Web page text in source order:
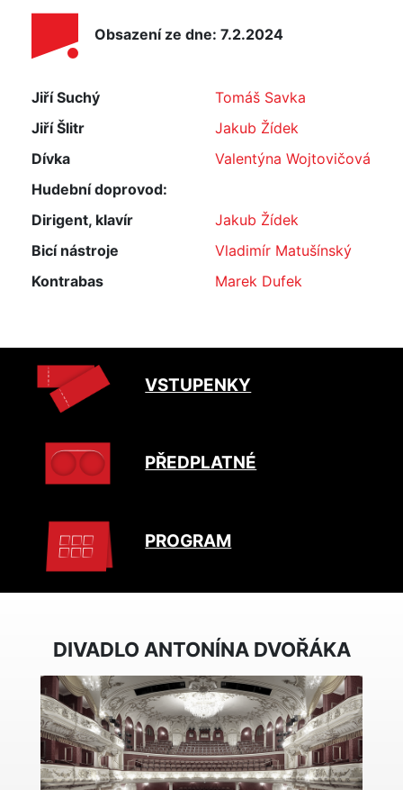
Obsazení ze dne: 7.2.2024
Jiří Suchý
Tomáš Savka
Jiří Šlitr
Jakub Žídek
Dívka
Valentýna Wojtovičová
Hudební doprovod:
Dirigent, klavír
Jakub Žídek
Bicí nástroje
Vladimír Matušínský
Kontrabas
Marek Dufek
VSTUPENKY
PŘEDPLATNÉ
PROGRAM
DIVADLO ANTONÍNA DVOŘÁKA